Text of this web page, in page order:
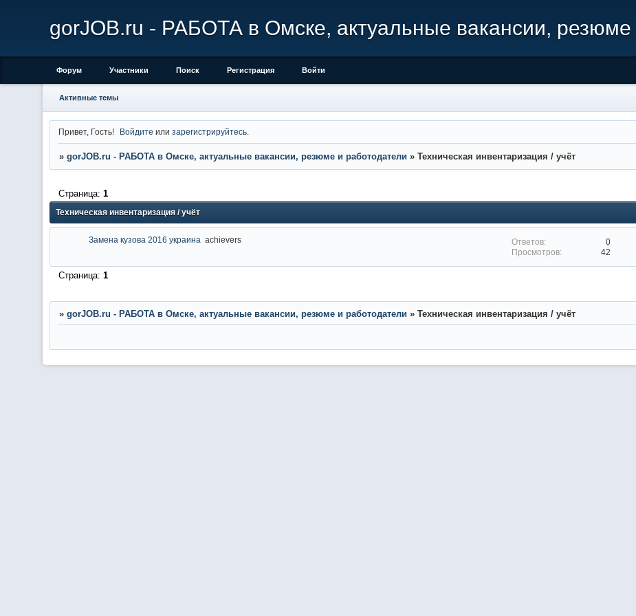
gorJOB.ru - РАБОТА в Омске, актуальные вакансии, резюме
Форум Участники Поиск Регистрация Войти
Активные темы
Привет, Гость! Войдите илизарегистрируйтесь
» gorJOB.ru - РАБОТА в Омске, актуальные вакансии, резюме и работодатели » Техническая инвентаризация / учёт
Техническая инвентаризация / учёт
Страница: 1
Замена кузова 2016 украина achievers
0
42
Страница: 1
» gorJOB.ru - РАБОТА в Омске, актуальные вакансии, резюме и работодатели » Техническая инвентаризация / учёт